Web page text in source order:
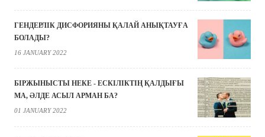
ГЕНДЕРЛІК ДИСФОРИЯНЫ ҚАЛАЙ АНЫҚТАУҒА
БОЛАДЫ?
16 JANUARY 2022
БІРЖЫНЫСТЫ НЕКЕ - ЕСКІЛІКТІҢ ҚАЛДЫҒЫ
МА, ӘЛДЕ АСЫЛ АРМАН БА?
01 JANUARY 2022